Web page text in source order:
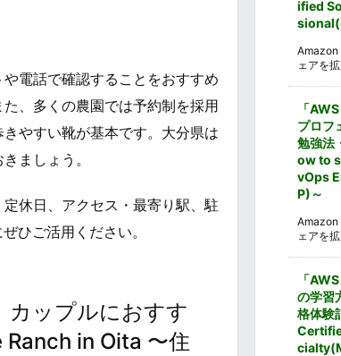
電話で確認することをおすすめ
、多くの農園では予約制を採用
やすい靴が基本です。大分県は
ましょう。
休日、アクセス・最寄り駅、駐
ひご活用ください。
カップルにおすす
in Oita 〜住
ified
Amazon
ェアを
「
プロフ
勉強法
ow to
vOps
P)～
Amazon
ェアを
「
の学習
格体験